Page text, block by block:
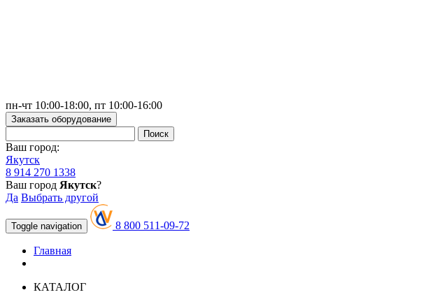
пн-чт 10:00-18:00, пт 10:00-16:00
Заказать оборудование
Ваш город:
Якутск
8 914 270 1338
Ваш город Якутск?
Да Выбрать другой
Toggle navigation 8 800 511-09-72
Главная
КАТАЛОГ